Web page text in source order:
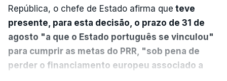
República, o chefe de Estado afirma que teve
presente, para esta decisão, o prazo de 31 de
agosto "a que o Estado português se vinculou"
para cumprir as metas do PRR, "sob pena de
perder o financiamento europeu associado a